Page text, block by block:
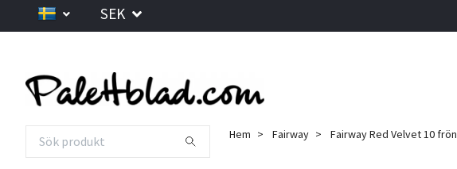
SEK
Hem Fairway Fairway Red Velvet 10 frön